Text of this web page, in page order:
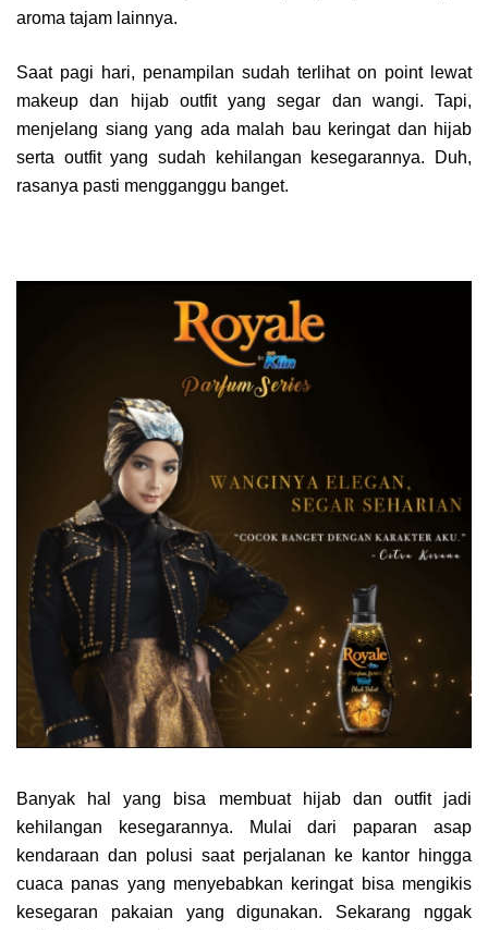
aroma tajam lainnya.
Saat pagi hari, penampilan sudah terlihat on point lewat
makeup dan hijab outfit yang segar dan wangi. Tapi,
menjelang siang yang ada malah bau keringat dan hijab
serta outfit yang sudah kehilangan kesegarannya. Duh,
rasanya pasti mengganggu banget.
Banyak hal yang bisa membuat hijab dan outfit jadi
kehilangan kesegarannya. Mulai dari paparan asap
kendaraan dan polusi saat perjalanan ke kantor hingga
cuaca panas yang menyebabkan keringat bisa mengikis
kesegaran pakaian yang digunakan. Sekarang nggak